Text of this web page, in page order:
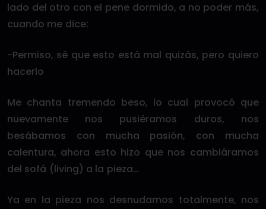
lado del otro con el pene dormido, a no poder más,
cuando me dice:
-Permiso, sé que esto está mal quizás, pero quiero
hacerlo
Me chanta tremendo beso, lo cual provocó que
nuevamente nos pusiéramos duros, nos
besábamos con mucha pasión, con mucha
calentura, ahora esto hizo que nos cambiáramos
del sofá (living) a la pieza…
Ya en la pieza nos desnudamos totalmente, nos